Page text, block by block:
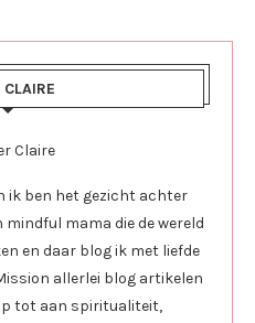
CLAIRE
ik ben het gezicht achter
mama die de wereld
en daar blog ik met liefde
allerlei blog artikelen
tot aan spiritualiteit,